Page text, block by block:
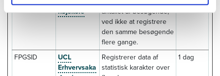
højskole
antallet af besøgende,
ved ikke at registrere
den samme besøgende
flere gange.
FPGSID
UCL
Erhvervsaka
Registrerer data af
statistisk karakter over
1 dag